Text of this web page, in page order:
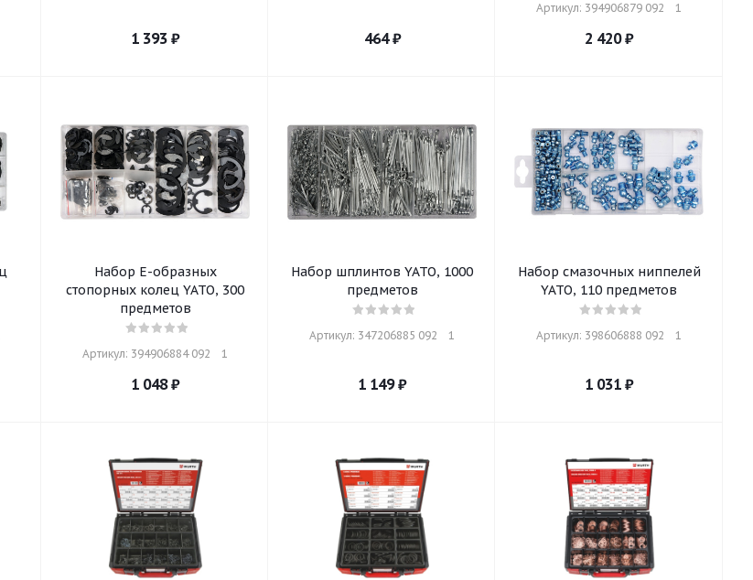
1 393 ₽ 464₽
Артикул: 394906879 092    1
2 420₽
Набор Е-образных
стопорных колец YATO, 300
предметов
Артикул: 394906884 092    1
1 048₽
Набор шплинтов YATO, 1000
предметов
Артикул: 347206885 092    1
1 149₽
Набор смазочных ниппелей
YATO, 110 предметов
Артикул: 398606888 092    1
1 031 ₽